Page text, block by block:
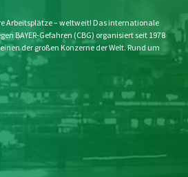
Arbeitsplätze – weltweit! Das internationale
BAYER-Gefahren (CBG) organisiert seit 1978
der großen Konzerne der Welt. Rund um